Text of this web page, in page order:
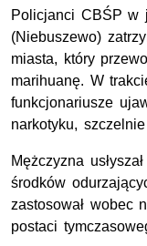
Policjanci CBŚP w
(Niebuszewo)
miasta, który
marihuanę. W
funkcjonariusze
narkotyku,
Mężczyzna
środków
zastosował wobec
postaci